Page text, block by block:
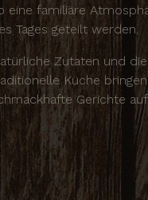
eine familiäre
Tages geteilt werden.
Zutaten und
Küche
Gerichte